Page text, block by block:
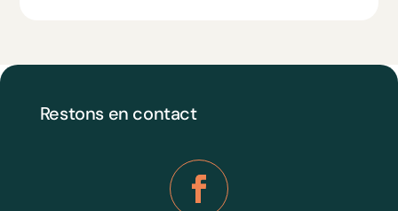
Restons en contact